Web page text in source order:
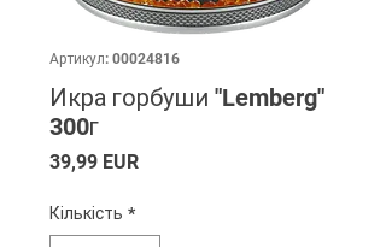
Артикул: 00024816
Икра горбуши "Lemberg"
300г
39,99 EURЦіна
Кількість *